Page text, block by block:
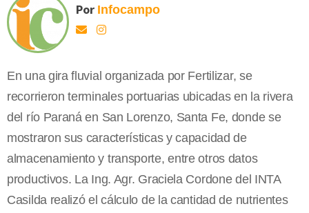
Por Infocampo
En una gira fluvial organizada por Fertilizar, se
recorrieron terminales portuarias ubicadas en la rivera
del río Paraná en San Lorenzo, Santa Fe, donde se
mostraron sus características y capacidad de
almacenamiento y transporte, entre otros datos
productivos. La Ing. Agr. Graciela Cordone del INTA
Casilda realizó el cálculo de la cantidad de nutrientes